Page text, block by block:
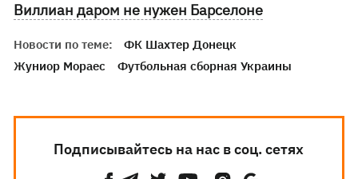
Виллиан даром не нужен Барселоне
Новости по теме:
ФК Шахтер Донецк
Жуниор Мораес
Футбольная сборная Украины
Подписывайтесь на нас в соц. сетях